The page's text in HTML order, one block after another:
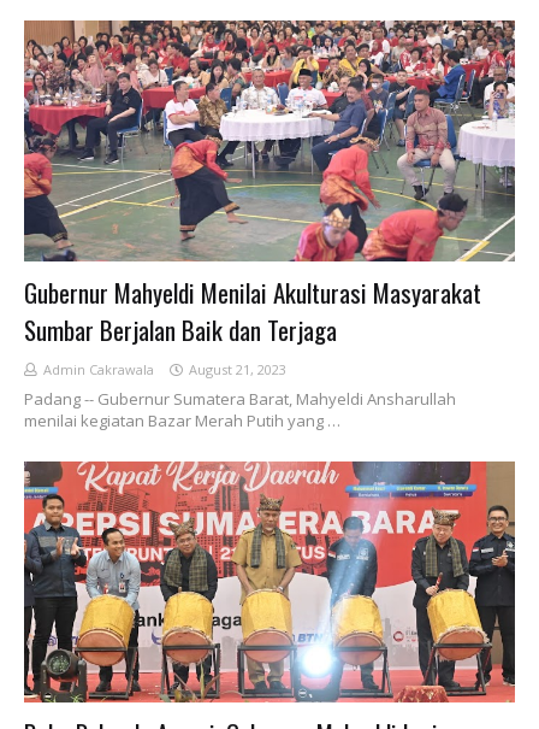
Gubernur Mahyeldi Menilai Akulturasi Masyarakat
Sumbar Berjalan Baik dan Terjaga
Admin Cakrawala August 21, 2023
Padang -- Gubernur Sumatera Barat, Mahyeldi Ansharullah
menilai kegiatan Bazar Merah Putih yang …